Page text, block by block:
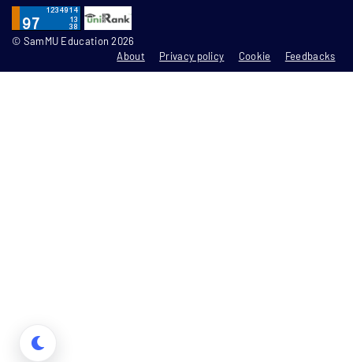
© SamMU Education 2026
About
Privacy policy Cookie Feedbacks